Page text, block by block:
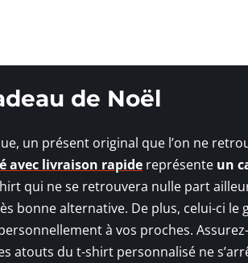
de Noël
un présent original que l’on ne
avec livraison rapide représente un
qui ne se retrouvera nulle part
bonne alternative. De plus, celui-ci le
à vos proches.
atouts du t-shirt personnalisé ne